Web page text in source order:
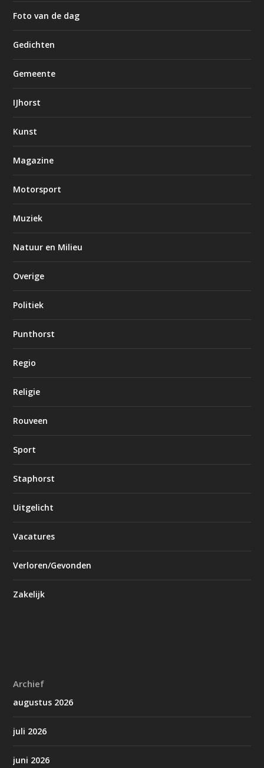
Foto van de dag
Gedichten
Gemeente
IJhorst
Kunst
Magazine
Motorsport
Muziek
Natuur en Milieu
Overige
Politiek
Punthorst
Regio
Religie
Rouveen
Sport
Staphorst
Uitgelicht
Vacatures
Verloren/Gevonden
Zakelijk
Archief
augustus 2026
juli 2026
juni 2026